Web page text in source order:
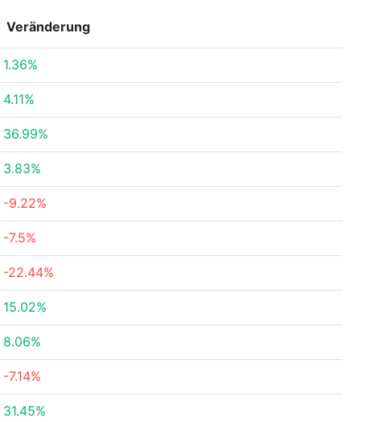
Veränderung
1.36%
4.11%
36.99%
3.83%
-9.22%
-7.5%
-22.44%
15.02%
8.06%
-7.14%
31.45%